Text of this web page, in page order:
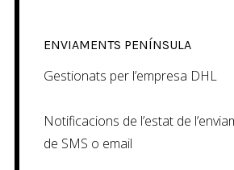
ENVIAMENTS PENÍNSULA
Gestionats per l’empresa DHL
Notificacions de l’estat de
de SMS o email